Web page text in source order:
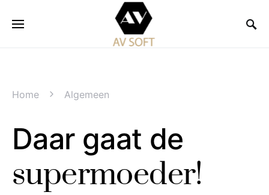
Home Algemeen
Daar gaat de
supermoeder!